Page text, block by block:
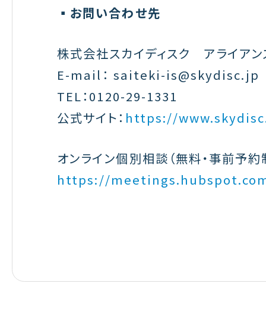
▪️お問い合わせ先
株式会社スカイディスク アライアン
E-mail： saiteki-is@skydisc.jp
TEL：0120-29-1331
公式サイト： https://
オンライン個別相談 （無料・事前予約
https://